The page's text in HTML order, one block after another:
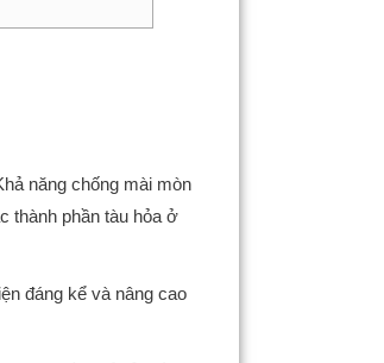
năng chống mài mòn
thành phần tàu hỏa ở
đáng kể và nâng cao